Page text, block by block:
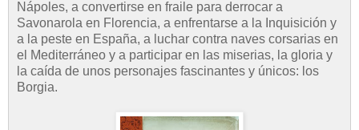
Nápoles, a convertirse en fraile para derrocar a
Savonarola en Florencia, a enfrentarse a la Inquisición y
a la peste en España, a luchar contra naves corsarias en
el Mediterráneo y a participar en las miserias, la gloria y
la caída de unos personajes fascinantes y únicos: los
Borgia.